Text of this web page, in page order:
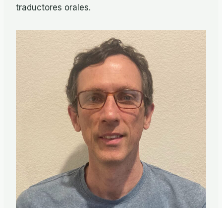
traductores orales.